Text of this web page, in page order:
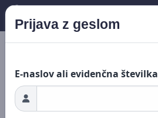
...
Prijava z geslom
E-naslov ali evidenčna